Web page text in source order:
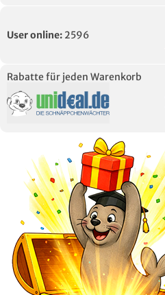
User online: 2596
Rabatte für jeden Warenkorb